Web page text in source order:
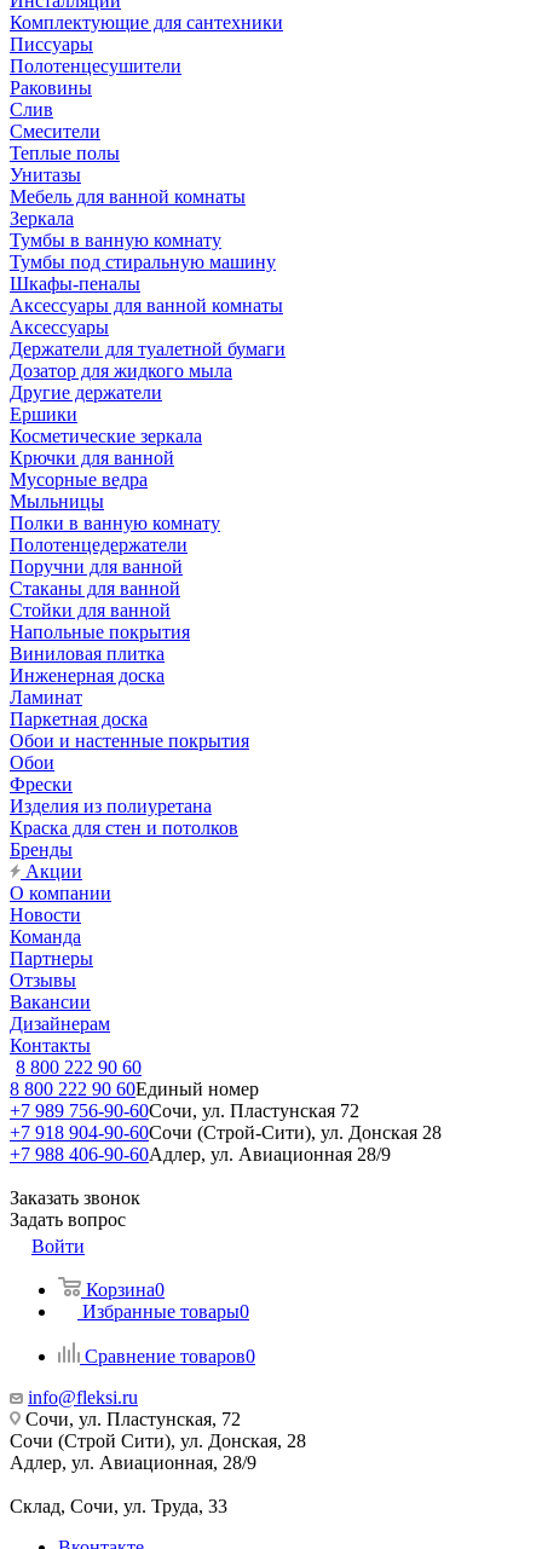
Комплектующие для сантехники
Писсуары
Полотенцесушители
Раковины
Слив
Смесители
Теплые полы
Унитазы
Мебель для ванной комнаты
Зеркала
Тумбы в ванную комнату
Тумбы под стиральную машину
Шкафы-пеналы
Аксессуары для ванной комнаты
Аксессуары
Держатели для туалетной бумаги
Дозатор для жидкого мыла
Другие держатели
Ершики
Косметические зеркала
Крючки для ванной
Мусорные ведра
Мыльницы
Полки в ванную комнату
Полотенцедержатели
Поручни для ванной
Стаканы для ванной
Стойки для ванной
Напольные покрытия
Виниловая плитка
Инженерная доска
Ламинат
Паркетная доска
Обои и настенные покрытия
Обои
Фрески
Изделия из полиуретана
Краска для стен и потолков
Бренды
Акции
О компании
Новости
Команда
Партнеры
Отзывы
Вакансии
Дизайнерам
Контакты
8 800 222 90 60
8 800 222 90 60Единый номер
+7 989 756-90-60Сочи, ул. Пластунская 72
+7 918 904-90-60Сочи (Строй-Сити), ул. Донская 28
+7 988 406-90-60Адлер, ул. Авиационная 28/9
Заказать звонок
Задать вопрос
Войти
Корзина0
Избранные товары0
Сравнение товаров0
info@fleksi.ru
Сочи, ул. Пластунская, 72
Сочи (Строй Сити), ул. Донская, 28
Адлер, ул. Авиационная, 28/9
Склад, Сочи, ул. Труда, 33